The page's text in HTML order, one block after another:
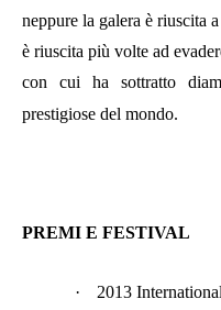
neppure la galera è riuscita
è riuscita più volte ad
con cui ha sottratto
prestigiose del mondo.
PREMI E FESTIVAL
·
2013